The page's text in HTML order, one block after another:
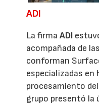
ADI
La firmaADI
acompañada de
conforman
especializadas en
procesamiento
grupo presentó la